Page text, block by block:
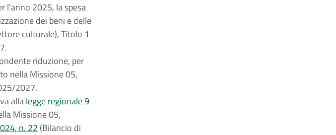
l'anno 2025, la spesa
dei beni e delle
culturale), Titolo 1
riduzione, per
nella Missione 05,
2027.
allalegge regionale 9
Missione 05,
n. 22 (Bilancio di